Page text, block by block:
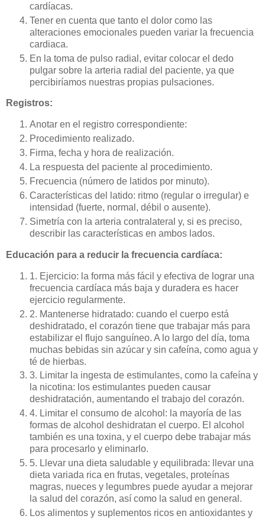
cardíacas.
Tener en cuenta que tanto el dolor como las
alteraciones emocionales pueden variar la frecuencia
cardiaca.
En la toma de pulso radial, evitar colocar el dedo
pulgar sobre la arteria radial del paciente, ya que
percibiríamos nuestras propias pulsaciones.
Registros:
Anotar en el registro correspondiente:
Procedimiento realizado.
Firma, fecha y hora de realización.
La respuesta del paciente al procedimiento.
Frecuencia (número de latidos por minuto).
Características del latido: ritmo (regular o irregular) e
intensidad (fuerte, normal, débil o ausente).
Simetría con la arteria contralateral y, si es preciso,
describir las características en ambos lados.
Educación para a reducir la frecuencia cardíaca:
1. Ejercicio: la forma más fácil y efectiva de lograr una
frecuencia cardíaca más baja y duradera es hacer
ejercicio regularmente.
2. Mantenerse hidratado: cuando el cuerpo está
deshidratado, el corazón tiene que trabajar más para
estabilizar el flujo sanguíneo. A lo largo del día, toma
muchas bebidas sin azúcar y sin cafeína, como agua y
té de hierbas.
3. Limitar la ingesta de estimulantes, como la cafeína y
la nicotina: los estimulantes pueden causar
deshidratación, aumentando el trabajo del corazón.
4. Limitar el consumo de alcohol: la mayoría de las
formas de alcohol deshidratan el cuerpo. El alcohol
también es una toxina, y el cuerpo debe trabajar más
para procesarlo y eliminarlo.
5. Llevar una dieta saludable y equilibrada: llevar una
dieta variada rica en frutas, vegetales, proteínas
magras, nueces y legumbres puede ayudar a mejorar
la salud del corazón, así como la salud en general.
Los alimentos y suplementos ricos en antioxidantes y